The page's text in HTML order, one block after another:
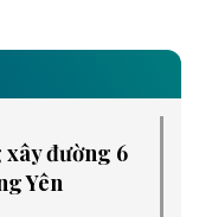
xây đường 6
Yên